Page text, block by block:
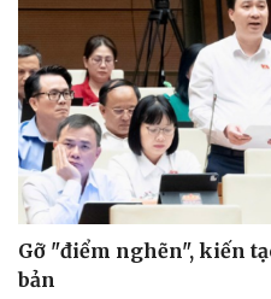
Gỡ "điểm nghẽn", kiến
bản